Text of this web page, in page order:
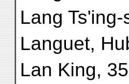
Lang
Languet,
Lan King,